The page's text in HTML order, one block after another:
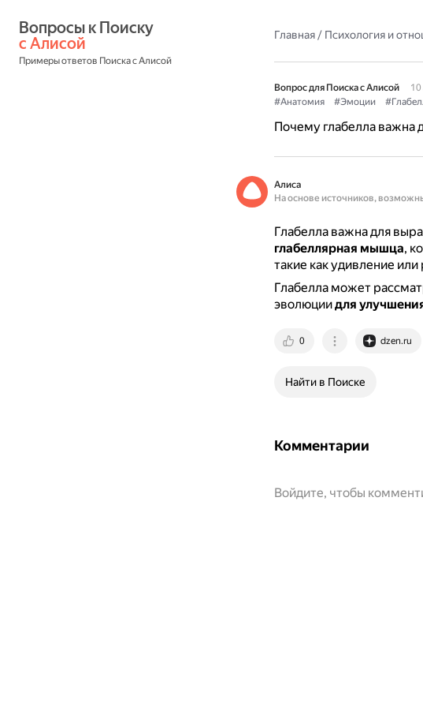
с Алисой
Примеры ответов Поиска с Алисой
Главная/ Психология и
Вопрос для Поиска с Алисой
10
#Анатомия
#Эмоции
Почему глабелла важна
Алиса
На основе источников,
Глабелла важна для
глабеллярная мышца,
такие как удивление
Глабелла может
эволюциидля
0 dzen.ru
Найти в Поиске
Комментарии
Войдите, чтобы